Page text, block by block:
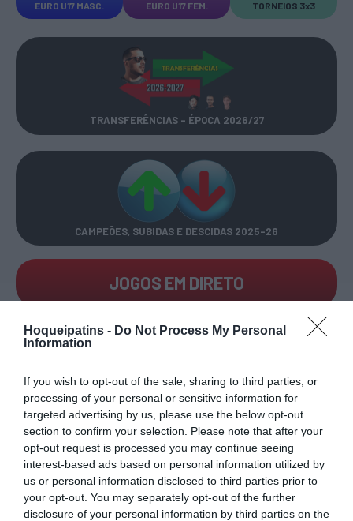
Hoqueipatins - Do Not Process My Personal
Information
If you wish to opt-out of the sale, sharing to third parties, or
processing of your personal or sensitive information for
targeted advertising by us, please use the below opt-out
section to confirm your selection. Please note that after your
opt-out request is processed you may continue seeing
interest-based ads based on personal information utilized by
us or personal information disclosed to third parties prior to
your opt-out. You may separately opt-out of the further
disclosure of your personal information by third parties on the
EURO U17 MASC. EURO U17 FEM. TORNEIOS 3x3
TRANSFERÊNCIAS - ÉPOCA 2026/27
CAMPEÕES, SUBIDAS E DESCIDAS 2025-26
JOGOS EM DIRETO
ÚLTIMOS
RESULTADOS
PRÓXIMOS
DO DIA
DE ÁRBITROS
COMPETIÇÕESNACIONAIS